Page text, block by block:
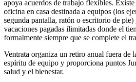
apoya acuerdos de trabajo flexibles.
oficina en casa destinada a equipos (los
segunda pantalla, ratón o escritorio de
vacaciones pagadas ilimitadas donde el
formalmente siempre que se complete el
Ventrata organiza un retiro anual fuera de
espíritu de equipo y proporciona puntos
salud y el bienestar.